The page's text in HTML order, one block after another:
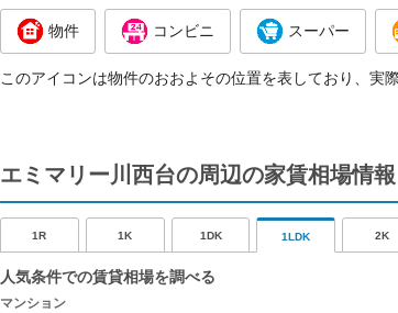
物件 コンビニ スーパー
このアイコンは物件のおおよその位置を表しており、実
エミマリー川西台の周辺の家賃相場情報
1R 1K 1DK 1LDK 2K
人気条件での賃貸相場を調べる
マンション